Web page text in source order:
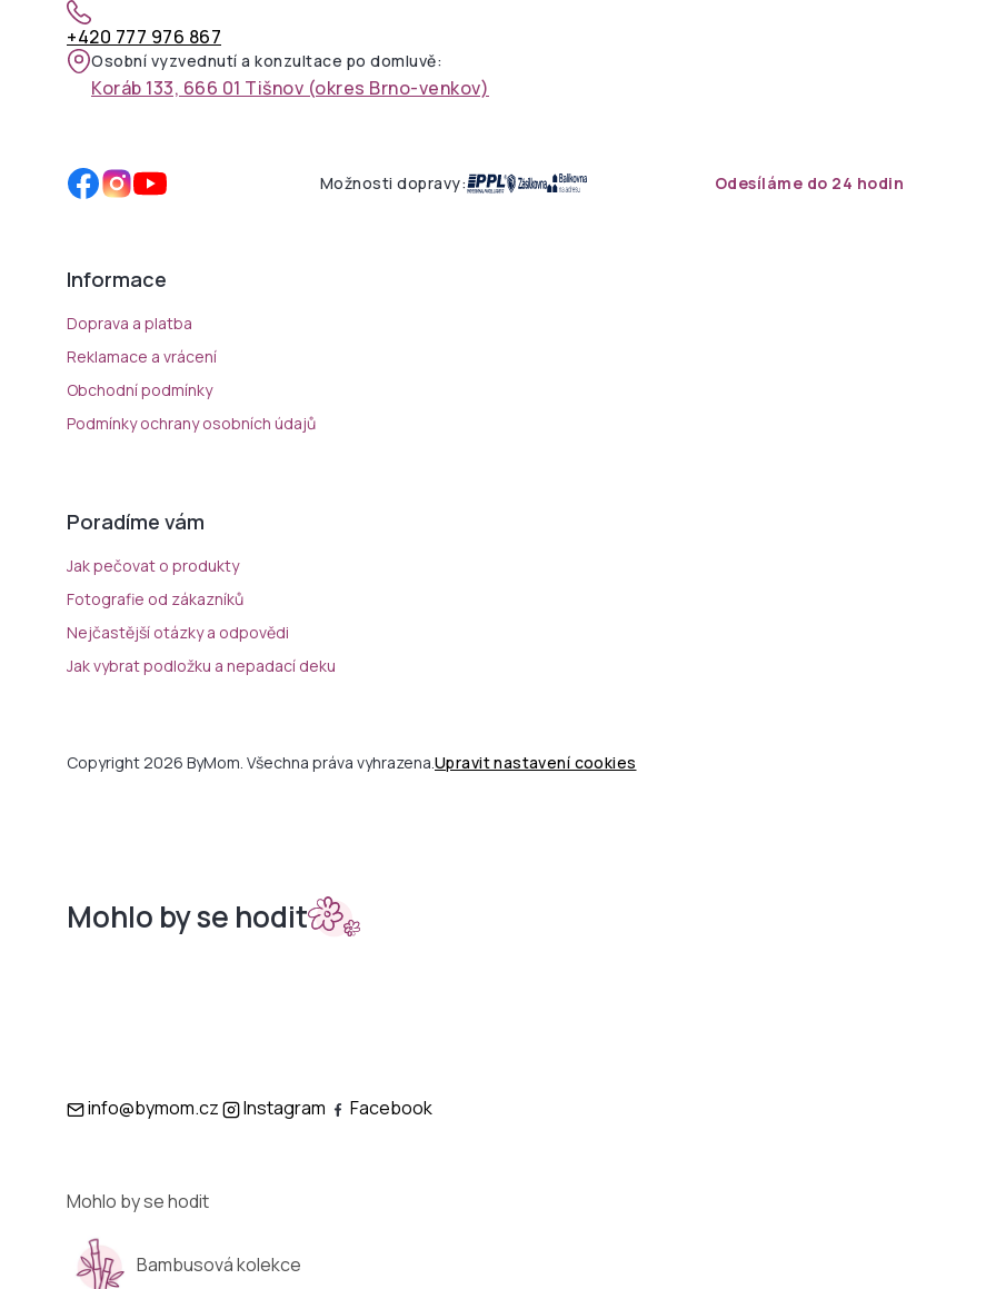
+420 777 976 867
Osobní vyzvednutí a konzultace po domluvě:
Koráb 133, 666 01 Tišnov (okres Brno-venkov)
Možnosti dopravy: Odesíláme do 24 hodin
Informace
Doprava a platba
Reklamace a vrácení
Obchodní podmínky
Podmínky ochrany osobních údajů
Poradíme vám
Jak pečovat o produkty
Fotografie od zákazníků
Nejčastější otázky a odpovědi
Jak vybrat podložku a nepadací deku
Copyright 2026 ByMom. Všechna práva vyhrazena.Upravit nastavení cookies
Mohlo by se hodit
info@bymom.cz Instagram Facebook
Mohlo by se hodit
Bambusová kolekce